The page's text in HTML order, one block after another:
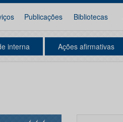
Publicações Bibliotecas
interna Ações afirmativas